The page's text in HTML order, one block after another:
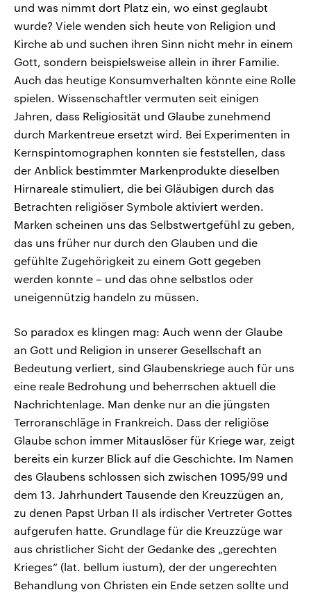
und was nimmt dort Platz ein, wo einst geglaubt
wurde? Viele wenden sich heute von Religion und
Kirche ab und suchen ihren Sinn nicht mehr in einem
Gott, sondern beispielsweise allein in ihrer Familie.
Auch das heutige Konsumverhalten könnte eine Rolle
spielen. Wissenschaftler vermuten seit einigen
Jahren, dass Religiosität und Glaube zunehmend
durch Markentreue ersetzt wird. Bei Experimenten in
Kernspintomographen konnten sie feststellen, dass
der Anblick bestimmter Markenprodukte dieselben
Hirnareale stimuliert, die bei Gläubigen durch das
Betrachten religiöser Symbole aktiviert werden.
Marken scheinen uns das Selbstwertgefühl zu geben,
das uns früher nur durch den Glauben und die
gefühlte Zugehörigkeit zu einem Gott gegeben
werden konnte – und das ohne selbstlos oder
uneigennützig handeln zu müssen.
So paradox es klingen mag: Auch wenn der Glaube
an Gott und Religion in unserer Gesellschaft an
Bedeutung verliert, sind Glaubenskriege auch für uns
eine reale Bedrohung und beherrschen aktuell die
Nachrichtenlage. Man denke nur an die jüngsten
Terroranschläge in Frankreich. Dass der religiöse
Glaube schon immer Mitauslöser für Kriege war, zeigt
bereits ein kurzer Blick auf die Geschichte. Im Namen
des Glaubens schlossen sich zwischen 1095/99 und
dem 13. Jahrhundert Tausende den Kreuzzügen an,
zu denen Papst Urban II als irdischer Vertreter Gottes
aufgerufen hatte. Grundlage für die Kreuzzüge war
aus christlicher Sicht der Gedanke des „gerechten
Krieges“ (lat. bellum iustum), der der ungerechten
Behandlung von Christen ein Ende setzen sollte und